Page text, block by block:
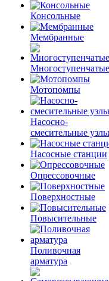
Консольные
Мембранные
Многоступенчатые
Мотопомпы
Насосно-
смесительные узлы
Насосные станции
Опрессовочные
Поверхностные
Повысительные
Поливочная
арматура